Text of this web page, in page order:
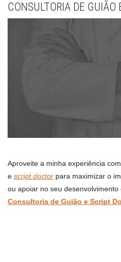
CONSULTORIA DE GUIÃO
Aproveite a minha experiência
e script doctor para maximizar o
ou apoiar no seu desenvolvimento
Consultoria de Guião e Script